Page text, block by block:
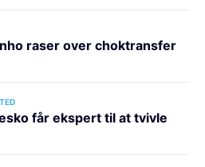
raser over choktransfer
får ekspert til at tvivle